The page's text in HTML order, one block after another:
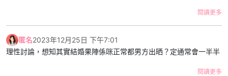
有人會同我講：「見曬屋企人唔使擔心啦」但係我知道系佢唔在意屋
企人目光，我有同佢傾過日後結婚，每次佢都會hea我，又話男人要
拼搏下，又話咁早結婚無意思依家拍拖幾好。我同佢拍拖既方式就係
閱讀更多
匿名2023年12月25日 下午7:01
理性討論，想知其實結婚果陣係咪正常都男方出晒？定通常會一半半
閱讀更多